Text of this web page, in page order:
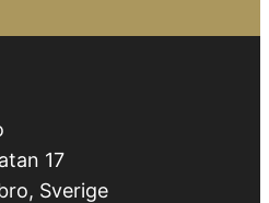
17
Sverige